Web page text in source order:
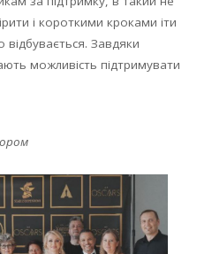
і короткими кроками іти
Завдяки
можливість підтримувати